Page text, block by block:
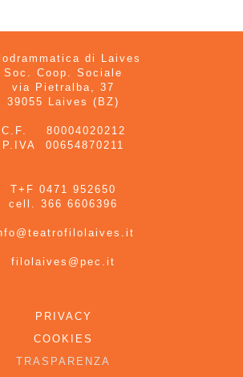
di Laives
Soc. Coop. Sociale
via Pietralba, 37
39055 Laives (BZ)
C.F. 80004020212
P.IVA 00654870211
T+F 0471 952650
cell. 366 6606396
filolaives@pec.it
PRIVACY
COOKIES
TRASPARENZA